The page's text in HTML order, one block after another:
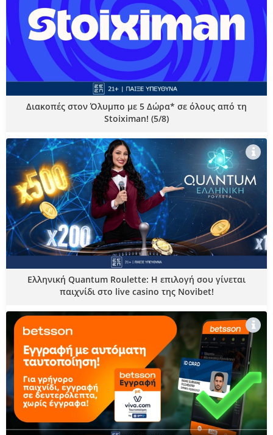
Διακοπές στον Όλυμπο με 5 Δώρα* σε όλους από τη
Stoiximan! (5/8)
Ελληνική Quantum Roulette: Η επιλογή σου γίνεται
παιχνίδι στο live casino της Novibet!